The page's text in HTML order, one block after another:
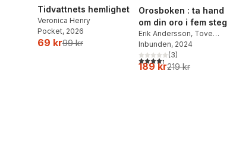
Tidvattnets hemlighet
Veronica Henry
Pocket, 2026
69 kr99 kr
Orosboken : ta hand
om din oro i fem steg
Erik Andersson, Tove
Wahlund
Inbunden, 2024
4,3utav 5 stjärnor. Totalt
(3)
189 kr219 kr